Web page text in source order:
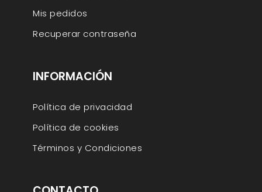
Mis pedidos
Recuperar contraseña
INFORMACIÓN
Política de privacidad
Política de cookies
Términos y Condiciones